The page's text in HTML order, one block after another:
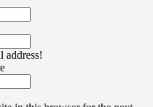
address!